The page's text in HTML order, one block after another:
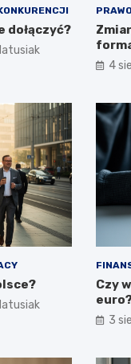
dołączyć?
4
Czy
3